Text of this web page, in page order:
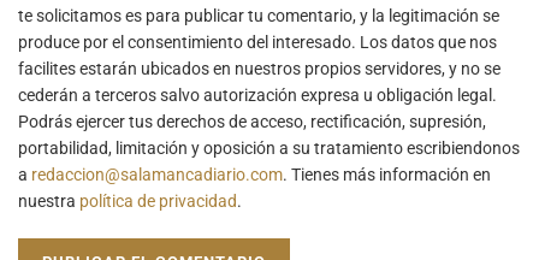
te solicitamos es para publicar tu comentario, y la legitimación se
produce por el consentimiento del interesado. Los datos que nos
facilites estarán ubicados en nuestros propios servidores, y no se
cederán a terceros salvo autorización expresa u obligación legal.
Podrás ejercer tus derechos de acceso, rectificación, supresión,
portabilidad, limitación y oposición a su tratamiento escribiendonos
a redaccion@salamancadiario.com. Tienes más información en
nuestra política de privacidad.